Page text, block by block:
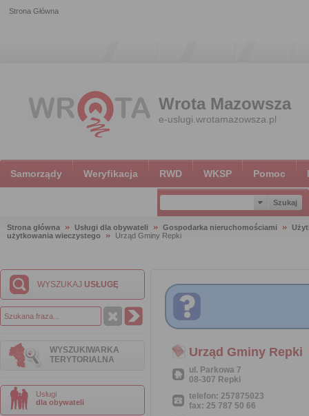
Strona Główna
Wrota Mazowsza
e-uslugi.wrotamazowsza.pl
Samorządy Weryfikacja RWD WKSP Pomoc
Strona główna Usługi dla obywateli Gospodarka nieruchomościami
użytkowania wieczystego
Urząd Gminy Repki
WYSZUKAJ USŁUGĘ
WYSZUKIWARKA
TERYTORIALNA
Usługi
dla obywateli
Urząd Gminy Repki
ul. Parkowa 7
08-307 Repki
telefon: 257875023
fax: 25 787 50 66